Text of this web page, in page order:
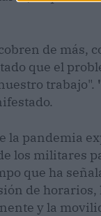
de más,
que el
trabajo".
la pandemia
los militares
que ha
de
y la